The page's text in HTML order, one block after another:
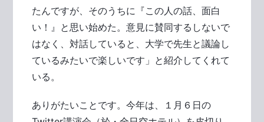
たんですが、そのうちに『この人の話、面白
い！』と思い始めた。意見に賛同するしないで
はなく、対話していると、大学で先生と議論し
ているみたいで楽しいです」と紹介してくれて
いる。
ありがたいことです。今年は、１月６日の